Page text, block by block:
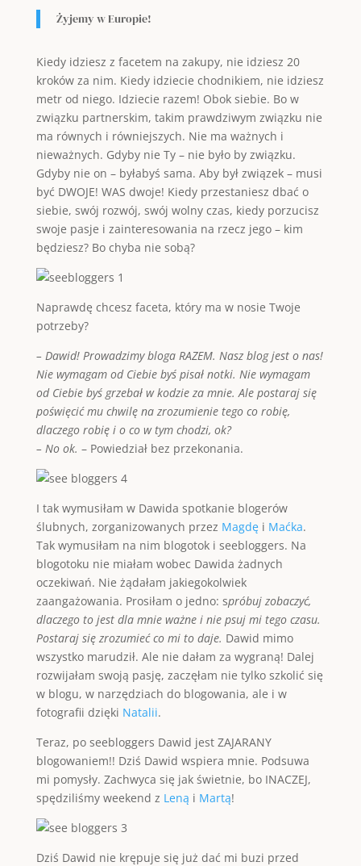
Żyjemy w Europie!
Kiedy idziesz z facetem na zakupy, nie idziesz 20
kroków za nim. Kiedy idziecie chodnikiem, nie idziesz
metr od niego. Idziecie razem! Obok siebie. Bo w
związku partnerskim, takim prawdziwym związku nie
ma równych i równiejszych. Nie ma ważnych i
nieważnych. Gdyby nie Ty – nie było by związku.
Gdyby nie on – byłabyś sama. Aby był związek – musi
być DWOJE! WAS dwoje! Kiedy przestaniesz dbać o
siebie, swój rozwój, swój wolny czas, kiedy porzucisz
swoje pasje i zainteresowania na rzecz jego – kim
będziesz? Bo chyba nie sobą?
Naprawdę chcesz faceta, który ma w nosie Twoje
potrzeby?
– Dawid! Prowadzimy bloga RAZEM. Nasz blog jest o nas!
Nie wymagam od Ciebie byś pisał notki. Nie wymagam
od Ciebie byś grzebał w kodzie za mnie. Ale postaraj się
poświęcić mu chwilę na zrozumienie tego co robię,
dlaczego robię i o co w tym chodzi, ok?
– No ok. – Powiedział bez przekonania.
I tak wymusiłam w Dawida spotkanie blogerów
ślubnych, zorganizowanych przez Magdęi Maćka.
Tak wymusiłam na nim blogotok i seebloggers. Na
blogotoku nie miałam wobec Dawida żadnych
oczekiwań. Nie żądałam jakiegokolwiek
zaangażowania. Prosiłam o jedno: spróbuj zobaczyć,
dlaczego to jest dla mnie ważne i nie psuj mi tego czasu.
Postaraj się zrozumieć co mi to daje. Dawid mimo
wszystko marudził. Ale nie dałam za wygraną! Dalej
rozwijałam swoją pasję, zaczęłam nie tylko szkolić się
w blogu, w narzędziach do blogowania, ale i w
fotografii dzięki Natalii.
Teraz, po seebloggers Dawid jest ZAJARANY
blogowaniem!! Dziś Dawid wspiera mnie. Podsuwa
mi pomysły. Zachwyca się jak świetnie, bo INACZEJ,
spędziliśmy weekend z Leną i Martą!
Dziś Dawid nie krępuje się już dać mi buzi przed